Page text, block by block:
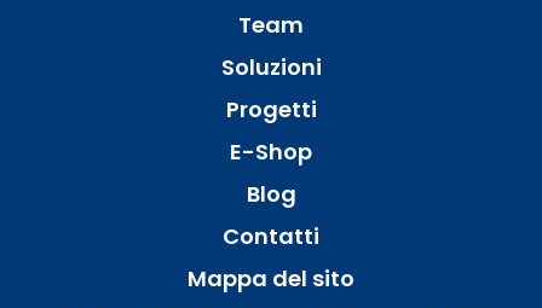
Team
Soluzioni
Progetti
E-Shop
Blog
Contatti
Mappa del sito